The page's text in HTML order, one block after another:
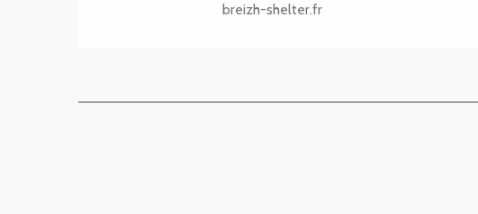
breizh-shelter.fr